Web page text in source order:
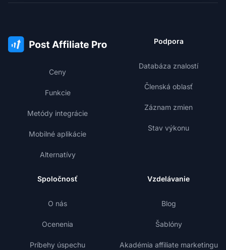
Ceny
Funkcie
Metódy integrácie
Mobilné aplikácie
Alternatívy
Podpora
Databáza znalostí
Členská oblasť
Záznam zmien
Stav výkonu
Spoločnosť
O nás
Ocenenia
Príbehy úspechu
Vzdelávanie
Blog
Šablóny
Akadémia affiliate marketingu